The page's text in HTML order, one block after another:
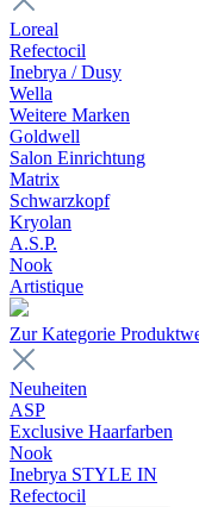
Loreal
Refectocil
Inebrya / Dusy
Wella
Weitere Marken
Goldwell
Salon Einrichtung
Matrix
Schwarzkopf
Kryolan
A.S.P.
Nook
Artistique
Zur Kategorie
Neuheiten
ASP
Exclusive Haarfarben
Nook
Inebrya STYLE IN
Refectocil